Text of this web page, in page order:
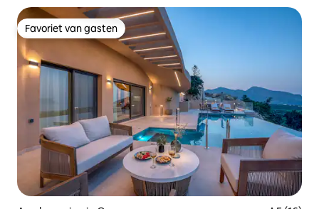
Favoriet van gasten
Favoriet van gasten